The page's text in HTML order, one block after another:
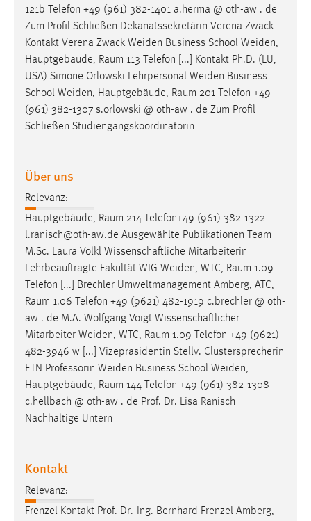
121b Telefon +49 (961) 382-1401 a.herma @ oth-aw . de
Zum Profil Schließen Dekanatssekretärin Verena Zwack
Kontakt Verena Zwack Weiden Business School Weiden,
Hauptgebäude, Raum 113 Telefon [...] Kontakt Ph.D. (LU,
USA) Simone Orlowski Lehrpersonal Weiden Business
School Weiden, Hauptgebäude, Raum 201 Telefon +49
(961) 382-1307 s.orlowski @ oth-aw . de Zum Profil
Schließen Studiengangskoordinatorin
Über uns
Relevanz:
Hauptgebäude, Raum 214 Telefon+49 (961) 382-1322
l.ranisch@oth-aw.de Ausgewählte Publikationen Team
M.Sc. Laura Völkl Wissenschaftliche Mitarbeiterin
Lehrbeauftragte Fakultät WIG Weiden, WTC, Raum 1.09
Telefon [...] Brechler Umweltmanagement Amberg, ATC,
Raum 1.06 Telefon +49 (9621) 482-1919 c.brechler @ oth-
aw . de M.A. Wolfgang Voigt Wissenschaftlicher
Mitarbeiter Weiden, WTC, Raum 1.09 Telefon +49 (9621)
482-3946 w [...] Vizepräsidentin Stellv. Clustersprecherin
ETN Professorin Weiden Business School Weiden,
Hauptgebäude, Raum 144 Telefon +49 (961) 382-1308
c.hellbach @ oth-aw . de Prof. Dr. Lisa Ranisch
Nachhaltige Untern
Kontakt
Relevanz:
Frenzel Kontakt Prof. Dr.-Ing. Bernhard Frenzel Amberg,